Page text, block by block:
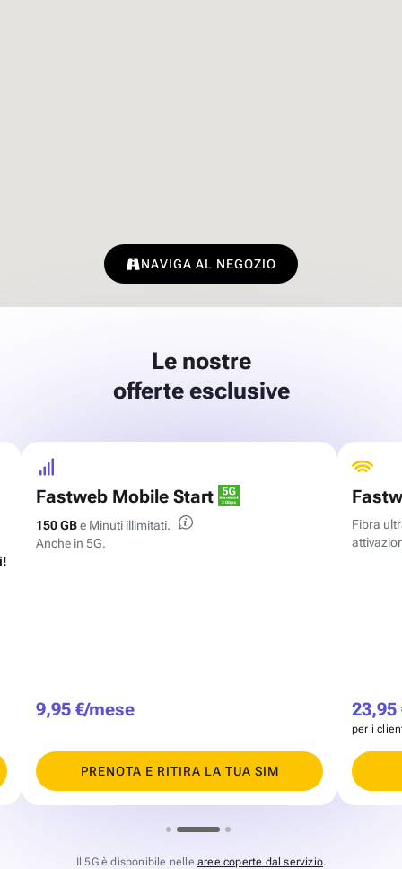
NAVIGA AL NEGOZIO
Le nostre
offerte esclusive
Fastweb Mobile Start
150 GBe Minuti illimitati.
Anche in 5G.
9,95 €/mese
PRENOTA E RITIRA LA TUA SIM
Fibra
23,95
per i
Il 5G è disponibile nelle aree coperte dal servizio.